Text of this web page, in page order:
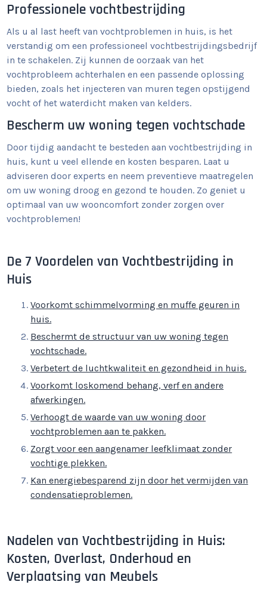
Professionele vochtbestrijding
Als u al last heeft van vochtproblemen in huis, is het
verstandig om een professioneel vochtbestrijdingsbedrijf
in te schakelen. Zij kunnen de oorzaak van het
vochtprobleem achterhalen en een passende oplossing
bieden, zoals het injecteren van muren tegen opstijgend
vocht of het waterdicht maken van kelders.
Bescherm uw woning tegen vochtschade
Door tijdig aandacht te besteden aan vochtbestrijding in
huis, kunt u veel ellende en kosten besparen. Laat u
adviseren door experts en neem preventieve maatregelen
om uw woning droog en gezond te houden. Zo geniet u
optimaal van uw wooncomfort zonder zorgen over
vochtproblemen!
De 7 Voordelen van Vochtbestrijding in
Huis
Voorkomt schimmelvorming en muffe geuren in
huis.
Beschermt de structuur van uw woning tegen
vochtschade.
Verbetert de luchtkwaliteit en gezondheid in huis.
Voorkomt loskomend behang, verf en andere
afwerkingen.
Verhoogt de waarde van uw woning door
vochtproblemen aan te pakken.
Zorgt voor een aangenamer leefklimaat zonder
vochtige plekken.
Kan energiebesparend zijn door het vermijden van
condensatieproblemen.
Nadelen van Vochtbestrijding in Huis:
Kosten, Overlast, Onderhoud en
Verplaatsing van Meubels